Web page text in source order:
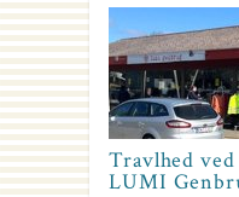
Travlhed
LUMI